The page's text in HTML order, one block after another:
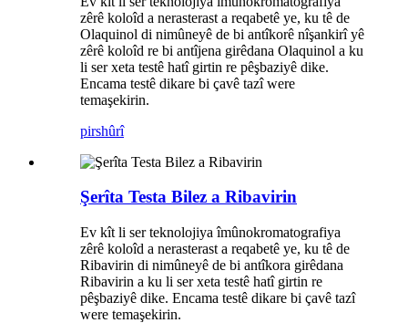
zêrê koloîd a nerasterast a reqabetê ye, ku tê de
Olaquinol di nimûneyê de bi antîkorê nîşankirî yê
zêrê koloîd re bi antîjena girêdana Olaquinol a ku
li ser xeta testê hatî girtin re pêşbaziyê dike.
Encama testê dikare bi çavê tazî were
temaşekirin.
pirshûrî
Şerîta Testa Bilez a Ribavirin
Ev kît li ser teknolojiya îmûnokromatografiya
zêrê koloîd a nerasterast a reqabetê ye, ku tê de
Ribavirin di nimûneyê de bi antîkora girêdana
Ribavirin a ku li ser xeta testê hatî girtin re
pêşbaziyê dike. Encama testê dikare bi çavê tazî
were temaşekirin.